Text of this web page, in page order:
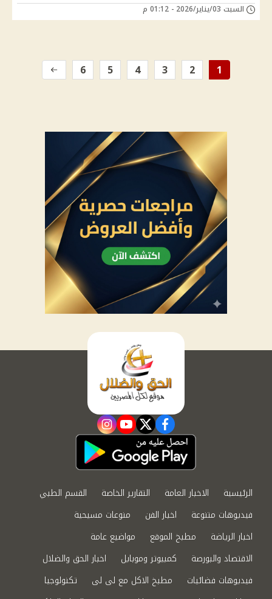
السبت 03/يناير/2026 - 01:12 م
1
2
3
4
5
6
facebook
twitter
youtube
instagram
الرئيسية الاخبار العامة التقارير الخاصة
القسم الطبي
فيديوهات متنوعة
اخبار الفن
منوعات مسيحية
اخبار الرياضة
مطبخ الموقع
مواضيع عامة
الاقتصاد والبورصة
كمبيوتر وموبايل
اخبار الحق والضلال
فيديوهات فضائيات
مطبخ الاكل مع لى لى
تكنولوجيا